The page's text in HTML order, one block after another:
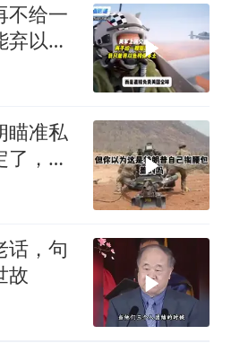
不给一
以色
瞄准私
，被
话，句
故